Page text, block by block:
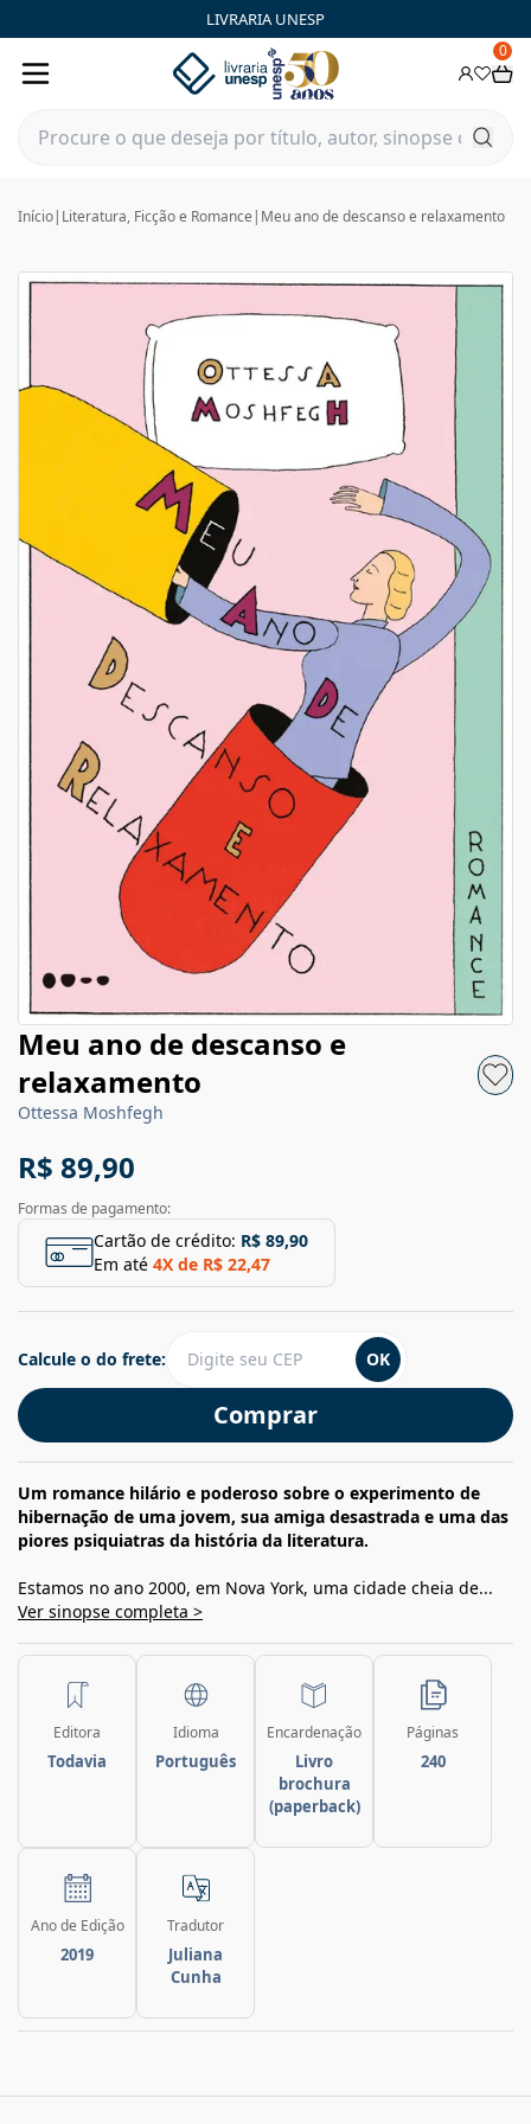
LIVRARIA UNESP
0
Início| Literatura, Ficção e Romance | Meu ano de descanso e relaxamento
Meu ano de descanso e
relaxamento
Ottessa Moshfegh
R$ 89,90
Formas de pagamento:
Cartão de crédito: R$ 89,90
Em até 4X de R$ 22,47
Comprar
Calcule o do frete: OK
Um romance hilário e poderoso sobre o experimento de
hibernação de uma jovem, sua amiga desastrada e uma das
piores psiquiatras da história da literatura.
Estamos no ano 2000, em Nova York, uma cidade cheia de...
Ver sinopse completa >
Editora
Todavia
Idioma
Português
Encardenação
Livro
brochura
(paperback)
Páginas
240
Ano de Edição
2019
Tradutor
Juliana
Cunha